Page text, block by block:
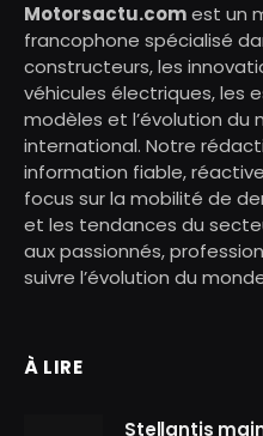
Motorsactu.comest un
francophone spécialisé
constructeurs, les
véhicules électriques, les
modèles et l’évolution du
international. Notre
information fiable,
focus sur la mobilité de
et les tendances du
aux passionnés,
suivre l’évolution du
À LIRE
Stellantis